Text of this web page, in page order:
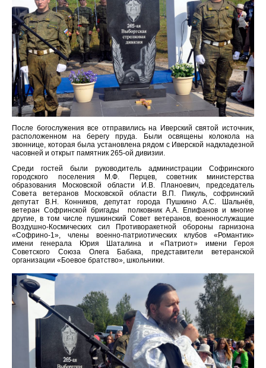
После богослужения все отправились на Иверский святой источник,
расположенном на берегу пруда. Были освящены колокола на
звоннице, которая была установлена рядом с Иверской надкладезной
часовней и открыт памятник 265-ой дивизии.
Среди гостей были руководитель администрации Софринского
городского поселения М.Ф. Перцев, советник министерства
образования Московской области И.В. Планоевич, председатель
Совета ветеранов Московской области В.П. Пикуль, софринский
депутат В.Н. Конников, депутат города Пушкино А.С. Шальнёв,
ветеран Софринской бригады полковник А.А. Епифанов и многие
другие, в том числе пушкинский Совет ветеранов, военнослужащие
Воздушно-Космических сил Противоракетной обороны гарнизона
«Софрино-1», члены военно-патриотических клубов «Романтик»
имени генерала Юрия Шаталина и «Патриот» имени Героя
Советского Союза Олега Бабака, представители ветеранской
организации «Боевое братство», школьники.